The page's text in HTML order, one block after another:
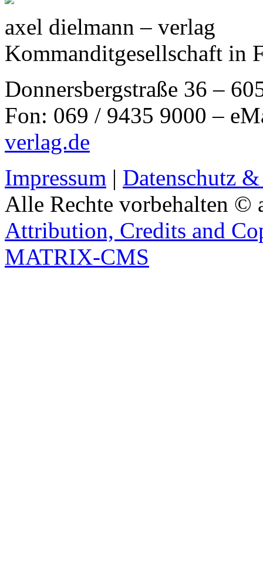
axel dielmann – verlag
Kommanditgesellschaft in
Donnersbergstraße 36 –
Fon: 069 / 9435 9000 –
verlag.de
Impressum | Datenschutz
Alle Rechte vorbehalten ©
Attribution, Credits and
MATRIX-CMS